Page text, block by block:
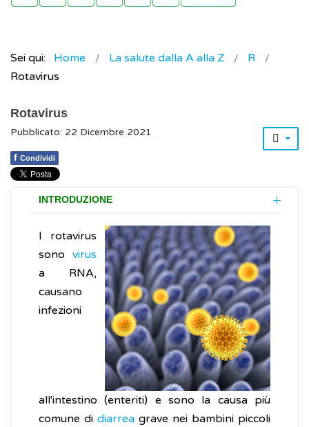
Sei qui: Home La salute dalla A alla Z
R
Rotavirus
Rotavirus
Pubblicato: 22 Dicembre 2021
f Condividi
INTRODUZIONE
I rotavirus
sono virus
a RNA,
causano
infezioni
all'intestino (enteriti) e sono la causa più
comune di diarrea grave nei bambini piccoli